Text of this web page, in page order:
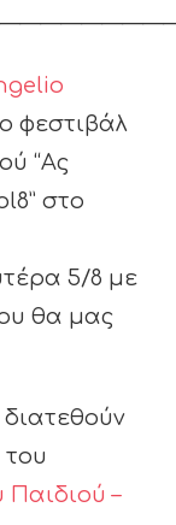
φεστιβάλ
“Ας
στο
5/8 με
θα μας
του
Παιδιού –